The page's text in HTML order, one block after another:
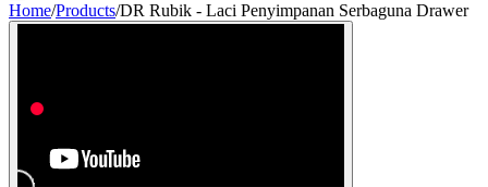
Home/Products/DR Rubik - Laci Penyimpanan Serbaguna Drawer